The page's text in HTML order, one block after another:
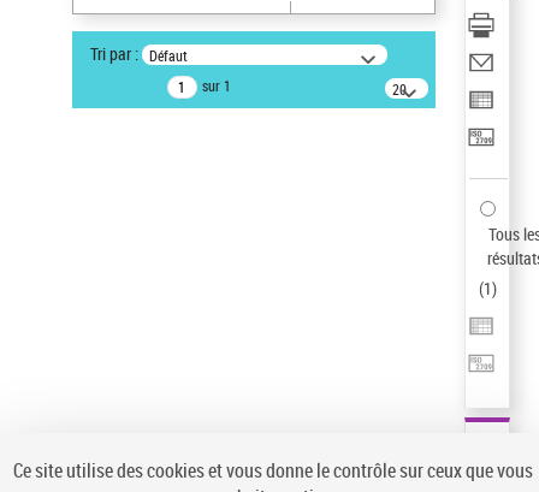
ne s'applique pas
Type de notice d'autorité
Auteur d’œuvre
Tri par : Défaut
sur 1
20
résultats/page
Tous
(1)
Ce site utilise des cookies et vous donne le contrôle sur ceux que vous